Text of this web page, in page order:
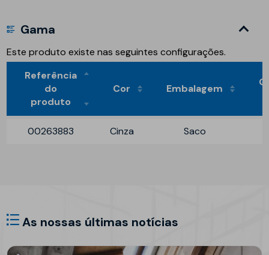
Gama
Este produto existe nas seguintes configurações.
Referência
do
produto
Cor Embalagem
00263883 Cinza Saco
As nossas últimas notícias